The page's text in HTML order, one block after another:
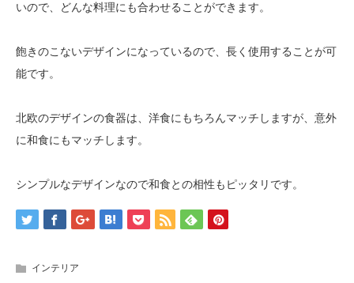
いので、どんな料理にも合わせることができます。
飽きのこないデザインになっているので、長く使用することが可
能です。
北欧のデザインの食器は、洋食にもちろんマッチしますが、意外
に和食にもマッチします。
シンプルなデザインなので和食との相性もピッタリです。
インテリア